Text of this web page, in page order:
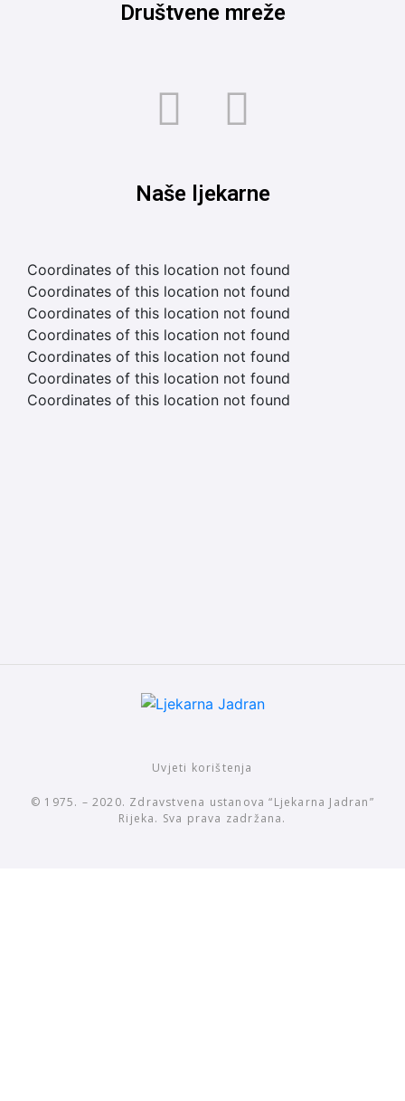
Društvene mreže
Naše ljekarne
Coordinates of this location not found
Coordinates of this location not found
Coordinates of this location not found
Coordinates of this location not found
Coordinates of this location not found
Coordinates of this location not found
Coordinates of this location not found
Uvjeti korištenja
© 1975. – 2020. Zdravstvena ustanova “Ljekarna Jadran”
Rijeka. Sva prava zadržana.